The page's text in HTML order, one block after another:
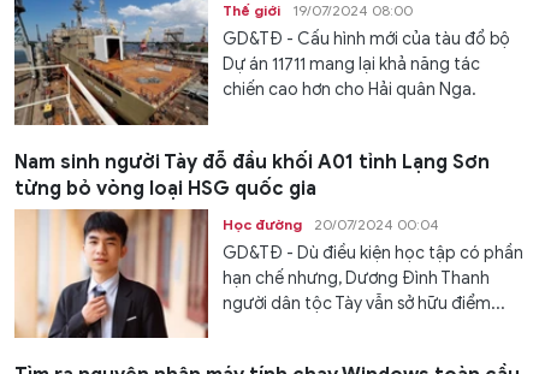
Thế giới 19/07/2024 08:00
GD&TĐ - Cấu hình mới của tàu đổ bộ
Dự án 11711 mang lại khả năng tác
chiến cao hơn cho Hải quân Nga.
Nam sinh người Tày đỗ đầu khối A01 tỉnh Lạng Sơn
từng bỏ vòng loại HSG quốc gia
Học đường 20/07/2024 00:04
GD&TĐ - Dù điều kiện học tập có phần
hạn chế nhưng, Dương Đình Thanh
người dân tộc Tày vẫn sở hữu điểm...